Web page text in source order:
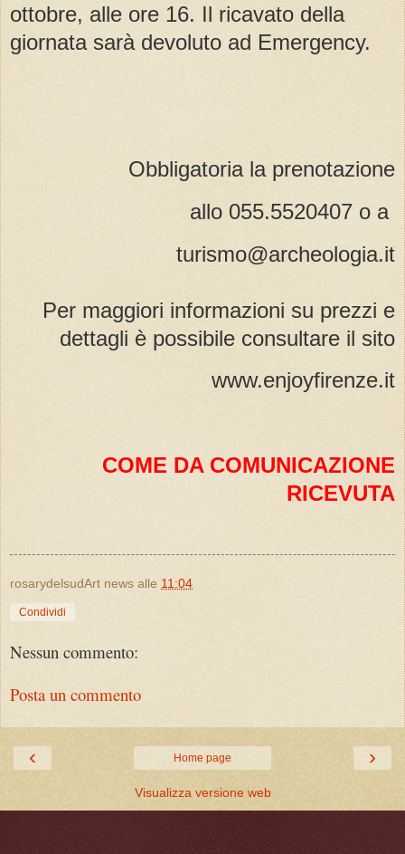
ottobre, alle ore 16. Il ricavato della
giornata sarà devoluto ad Emergency.
Obbligatoria la prenotazione
allo 055.5520407 o a
turismo@archeologia.it
Per maggiori informazioni su prezzi e
dettagli è possibile consultare il sito
www.enjoyfirenze.it
COME DA COMUNICAZIONE
RICEVUTA
rosarydelsudArt news alle 11:04
Condividi
Nessun commento:
Posta un commento
‹ ›
Home page
Visualizza versione web